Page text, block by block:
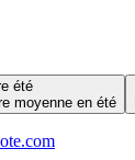
été
moyenne en été